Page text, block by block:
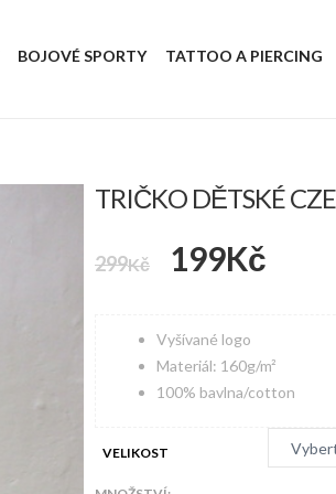
BOJOVÉ SPORTY TATTOO A PIERCING
TRIČKO DĚTSKÉ
299Kč
Původní
byla:
299Kč.
199Kč
je:
Vyšívané logo
Materiál: 160g/m²
100% bavlna/cotton
VELIKOST